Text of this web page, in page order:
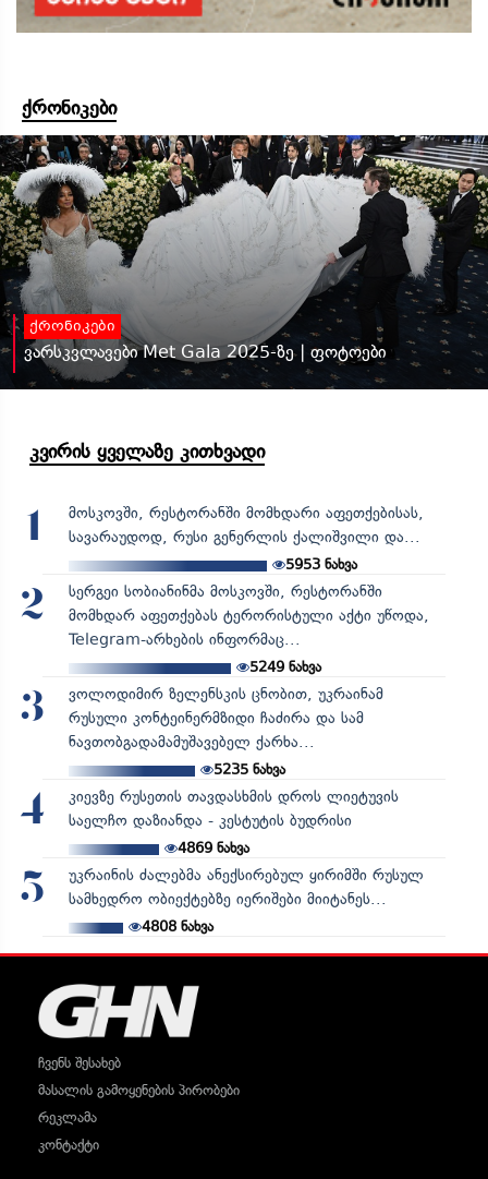
ქრონიკები
ქრონიკები
ვარსკვლავები Met Gala 2025-ზე | ფოტოები
კვირის ყველაზე კითხვადი
1
მოსკოვში, რესტორანში მომხდარი აფეთქებისას,
სავარაუდოდ, რუსი გენერლის ქალიშვილი და...
5953 ნახვა
2
სერგეი სობიანინმა მოსკოვში, რესტორანში
მომხდარ აფეთქებას ტერორისტული აქტი უწოდა,
Telegram-არხების ინფორმაც...
5249ნახვა
3
ვოლოდიმირ ზელენსკის ცნობით, უკრაინამ
რუსული კონტეინერმზიდი ჩაძირა და სამ
ნავთობგადამამუშავებელ ქარხა...
5235ნახვა
4
კიევზე რუსეთის თავდასხმის დროს ლიეტუვის
საელჩო დაზიანდა - კესტუტის ბუდრისი
4869ნახვა
5
უკრაინის ძალებმა ანექსირებულ ყირიმში რუსულ
სამხედრო ობიექტებზე იერიშები მიიტანეს...
4808ნახვა
ჩვენს შესახებ
მასალის გამოყენების პირობები
რეკლამა
კონტაქტი